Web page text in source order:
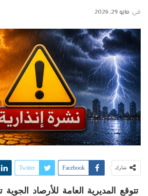
في مايو 29, 2026
شارك Facebook
Twitter
تتوقع المديرية العامة للأرصاد